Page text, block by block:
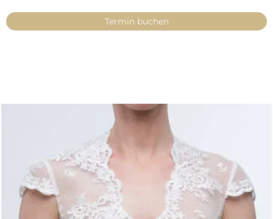
54
Verfügbarkeit: Kein Versand – nur mit
Anprobe in unseren Filialen erhältlich
Key Features
Romantisches Make Up Top im Vintage-Stil
Florale Vintage-Spitze
Eleganter V-Ausschnitt
Kurze Ärmel für eine leichte Optik
Termin buchen